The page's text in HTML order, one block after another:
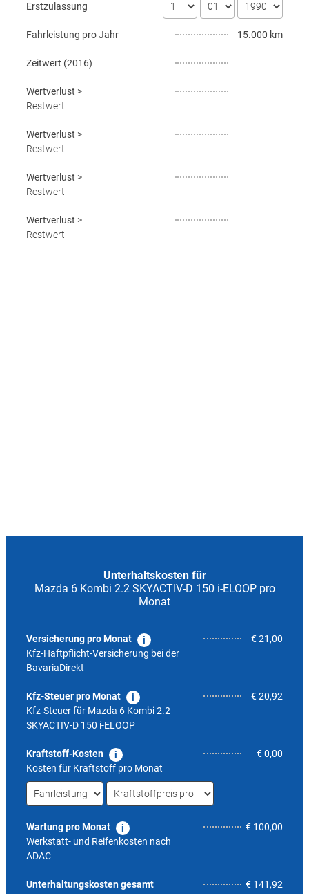
Erstzulassung
Fahrleistung pro Jahr 15.000 km
Zeitwert (2016)
Wertverlust >
Restwert
Wertverlust >
Restwert
Wertverlust >
Restwert
Wertverlust >
Restwert
Unterhaltskosten für
Mazda 6 Kombi 2.2 SKYACTIV-D 150 i-ELOOP pro
Monat
Versicherung pro Monat
Kfz-Haftpflicht-Versicherung bei der
BavariaDirekt
€ 21,00
Kfz-Steuer pro Monat
Kfz-Steuer für Mazda 6 Kombi 2.2
SKYACTIV-D 150 i-ELOOP
€ 20,92
Kraftstoff-Kosten
Kosten für Kraftstoff pro Monat
€ 0,00
Wartung pro Monat
Werkstatt- und Reifenkosten nach
ADAC
€ 100,00
Unterhaltungskosten gesamt
€ 141,92